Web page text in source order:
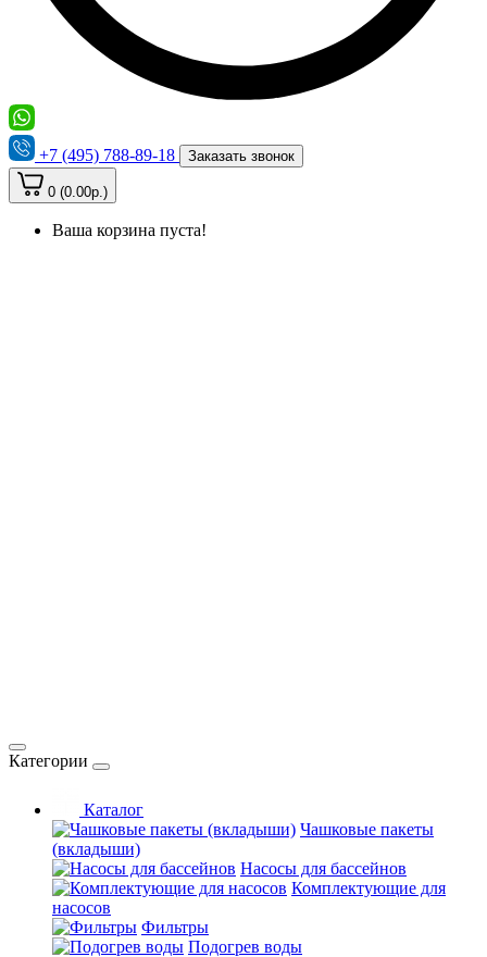
+7 (495) 788-89-18 Заказать звонок
0 (0.00р.)
Ваша корзина пуста!
Категории
Каталог
Чашковые пакеты
(вкладыши)
Насосы для бассейнов
Комплектующие для
насосов
Фильтры
Подогрев воды